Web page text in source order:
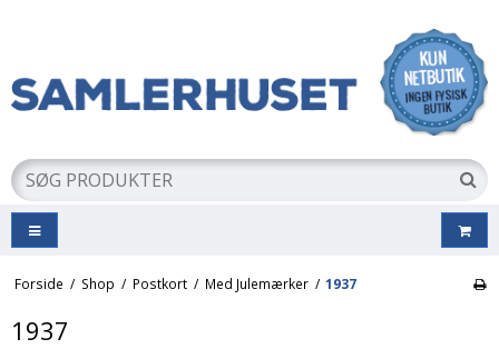
Forside / Shop / Postkort / Med Julemærker / 1937
1937